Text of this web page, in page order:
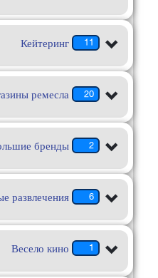
11
Кейтеринг
20
ремесла
2
бренды
6
развлечения
1
Весело кино